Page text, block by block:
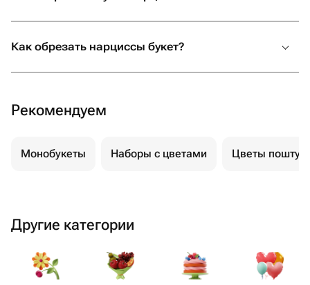
Как обрезать нарциссы букет?
Рекомендуем
Монобукеты Наборы с цветами Цветы
Другие категории